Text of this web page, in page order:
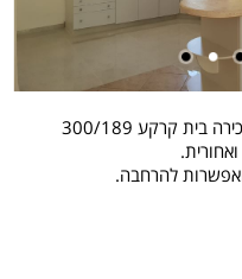
קרקע 300/189
ואפשרות להרחבה.